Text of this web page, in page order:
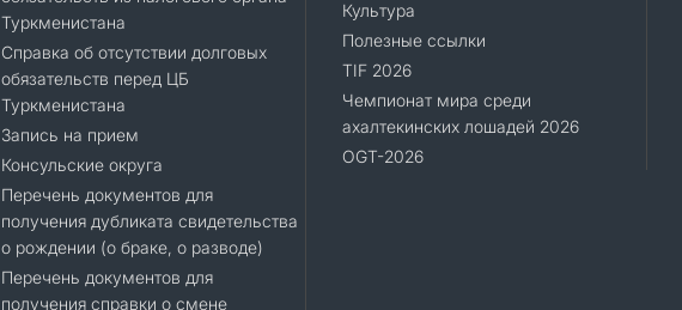
Туркменистана
Справка об отсутствии долговых
обязательств перед ЦБ
Туркменистана
Запись на прием
Консульские округа
Перечень документов для
получения дубликата свидетельства
о рождении (о браке, о разводе)
Перечень документов для
получения справки о смене
Культура
Полезные ссылки
TIF 2026
Чемпионат мира среди
ахалтекинских лошадей 2026
OGT-2026